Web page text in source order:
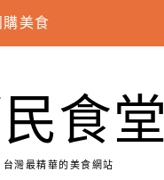
購美食
食堂
台灣最精華的美食網站